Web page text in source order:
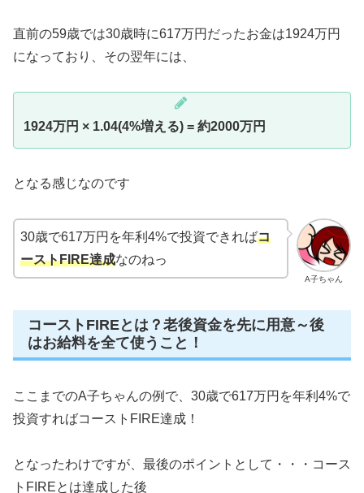
直前の59歳では30歳時に617万円だったお金は1924万円
になっており、その翌年には、
1924万円 × 1.04(4%増える) = 約2000万円
となる感じなのです
A子ちゃん
30歳で617万円を年利4%で投資できればコ
ーストFIRE達成なのねっ
コーストFIREとは？老後資金を先に用意～後
はお給料を全て使うこと！
ここまでのA子ちゃんの例で、30歳で617万円を年利4%で
投資すればコーストFIRE達成！
となったわけですが、最後のポイントとして・・・コース
トFIREとは達成した後